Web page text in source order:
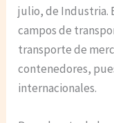
julio, de Industria.
campos de
transporte de
contenedores,
internacionales.